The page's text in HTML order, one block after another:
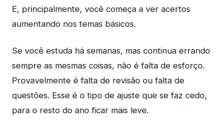
E, principalmente, você começa a ver acertos
aumentando nos temas básicos.
Se você estuda há semanas, mas continua errando
sempre as mesmas coisas, não é falta de esforço.
Provavelmente é falta de revisão ou falta de
questões. Esse é o tipo de ajuste que se faz cedo,
para o resto do ano ficar mais leve.